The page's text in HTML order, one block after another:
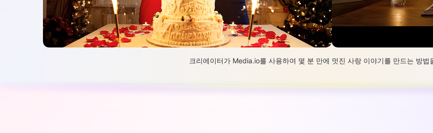
크리에이터가 Media.io를 사용하여 몇 분 만에 멋진 사랑 이야기를 만드는 방법